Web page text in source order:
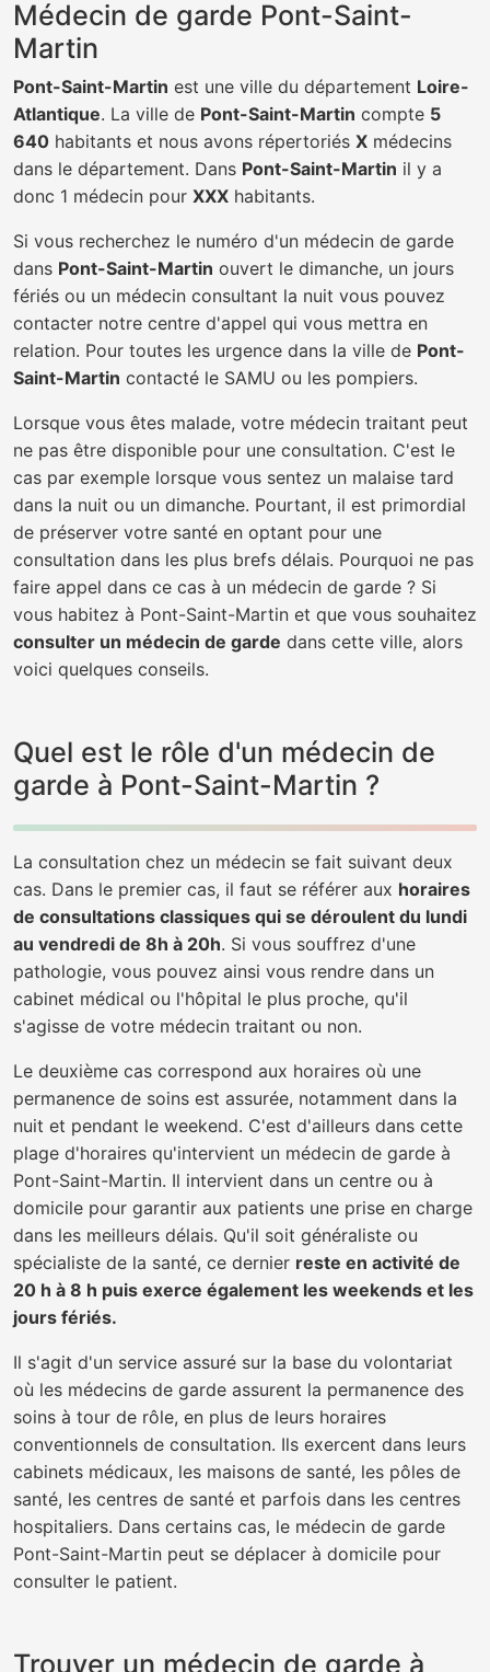
Médecin de garde Pont-Saint-
Martin
Pont-Saint-Martin est une ville du département Loire-
Atlantique. La ville de Pont-Saint-Martin compte 5
640 habitants et nous avons répertoriés X médecins
dans le département. Dans Pont-Saint-Martin il y a
donc 1 médecin pour XXX habitants.
Si vous recherchez le numéro d'un médecin de garde
dans Pont-Saint-Martin ouvert le dimanche, un jours
fériés ou un médecin consultant la nuit vous pouvez
contacter notre centre d'appel qui vous mettra en
relation. Pour toutes les urgence dans la ville de Pont-
Saint-Martin contacté le SAMU ou les pompiers.
Lorsque vous êtes malade, votre médecin traitant peut
ne pas être disponible pour une consultation. C'est le
cas par exemple lorsque vous sentez un malaise tard
dans la nuit ou un dimanche. Pourtant, il est primordial
de préserver votre santé en optant pour une
consultation dans les plus brefs délais. Pourquoi ne pas
faire appel dans ce cas à un médecin de garde ? Si
vous habitez à Pont-Saint-Martin et que vous souhaitez
consulter un médecin de garde dans cette ville, alors
voici quelques conseils.
Quel est le rôle d'un médecin de
garde à Pont-Saint-Martin ?
La consultation chez un médecin se fait suivant deux
cas. Dans le premier cas, il faut se référer aux horaires
de consultations classiques qui se déroulent du lundi
au vendredi de 8h à 20h. Si vous souffrez d'une
pathologie, vous pouvez ainsi vous rendre dans un
cabinet médical ou l'hôpital le plus proche, qu'il
s'agisse de votre médecin traitant ou non.
Le deuxième cas correspond aux horaires où une
permanence de soins est assurée, notamment dans la
nuit et pendant le weekend. C'est d'ailleurs dans cette
plage d'horaires qu'intervient un médecin de garde à
Pont-Saint-Martin. Il intervient dans un centre ou à
domicile pour garantir aux patients une prise en charge
dans les meilleurs délais. Qu'il soit généraliste ou
spécialiste de la santé, ce dernier reste en activité de
20 h à 8 h puis exerce également les weekends et les
jours fériés.
Il s'agit d'un service assuré sur la base du volontariat
où les médecins de garde assurent la permanence des
soins à tour de rôle, en plus de leurs horaires
conventionnels de consultation. Ils exercent dans leurs
cabinets médicaux, les maisons de santé, les pôles de
santé, les centres de santé et parfois dans les centres
hospitaliers. Dans certains cas, le médecin de garde
Pont-Saint-Martin peut se déplacer à domicile pour
consulter le patient.
Trouver un médecin de garde à